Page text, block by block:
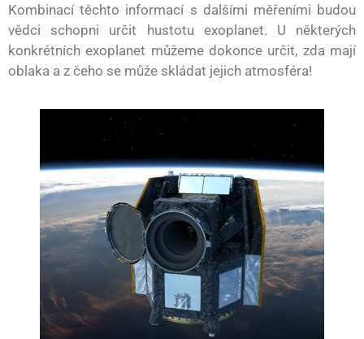
Kombinací těchto informací s dalšími měřeními budou
vědci schopni určit hustotu exoplanet. U některých
konkrétních exoplanet můžeme dokonce určit, zda mají
oblaka a z čeho se může skládat jejich atmosféra!